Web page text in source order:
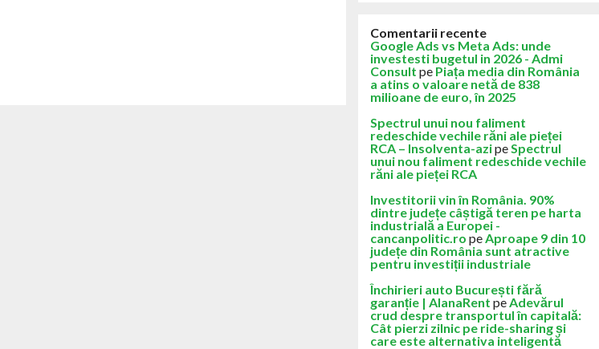
Comentarii recente
Google Ads vs Meta Ads: unde
investesti bugetul in 2026 - Admi
Consult pe Piața media din România
a atins o valoare netă de 838
milioane de euro, în 2025
Spectrul unui nou faliment
redeschide vechile răni ale pieței
RCA – Insolventa-azipeSpectrul
unui nou faliment redeschide vechile
răni ale pieței RCA
Investitorii vin în România. 90%
dintre județe câștigă teren pe harta
industrială a Europei -
cancanpolitic.ro peAproape 9 din 10
județe din România sunt atractive
pentru investiții industriale
Închirieri auto București fără
garanție | AlanaRent peAdevărul
crud despre transportul în capitală:
Cât pierzi zilnic pe ride-sharing și
care este alternativa inteligentă